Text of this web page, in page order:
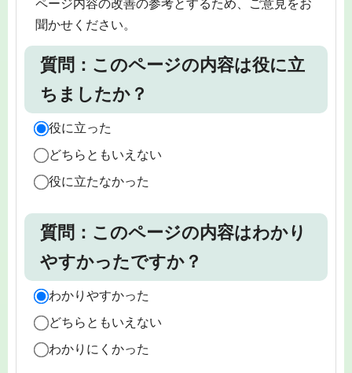
ページ内容の改善の参考とするため、ご意見をお
聞かせください。
質問：このページの内容は役に立
ちましたか？
役に立った
どちらともいえない
役に立たなかった
質問：このページの内容はわかり
やすかったですか？
わかりやすかった
どちらともいえない
わかりにくかった